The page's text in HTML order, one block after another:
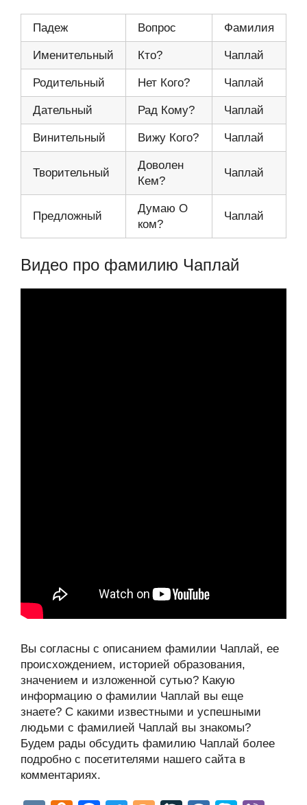
Падеж Вопрос Фамилия
Именительный Кто? Чаплай
Родительный Нет Кого? Чаплай
Дательный Рад Кому? Чаплай
Винительный Вижу Кого? Чаплай
Творительный
Доволен
Кем?
Чаплай
Предложный
Думаю О
ком?
Чаплай
Видео про фамилию Чаплай
Вы согласны с описанием фамилии Чаплай, ее
происхождением, историей образования,
значением и изложенной сутью? Какую
информацию о фамилии Чаплай вы еще
знаете? С какими известными и успешными
людьми с фамилией Чаплай вы знакомы?
Будем рады обсудить фамилию Чаплай более
подробно с посетителями нашего сайта в
комментариях.